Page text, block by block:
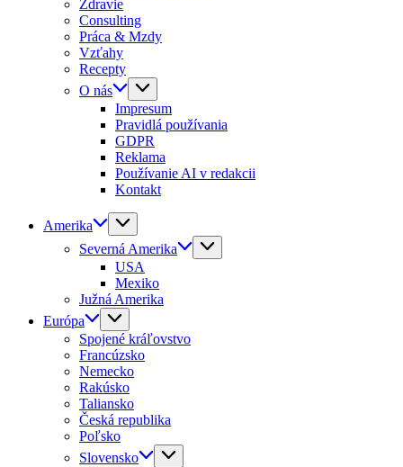
Zdravie
Consulting
Práca & Mzdy
Vzťahy
Recepty
O nás
Impresum
Pravidlá používania
GDPR
Reklama
Používanie AI v redakcii
Kontakt
Amerika
Severná Amerika
USA
Mexiko
Južná Amerika
Európa
Spojené kráľovstvo
Francúzsko
Nemecko
Rakúsko
Taliansko
Česká republika
Poľsko
Slovensko